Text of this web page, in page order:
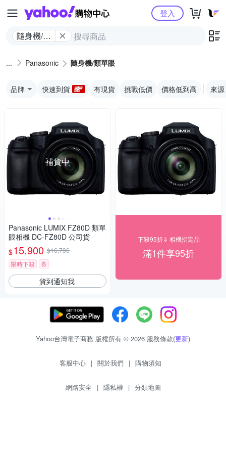
Yahoo購物中心
隨身機/類
登入
Panasonic 隨身機/類單眼
品牌 快速到貨 有現貨 挑戰低價 價格低到高 來源
補貨中
Panasonic LUMIX FZ80D 類單
眼相機 DC-FZ80D 公司貨
$15,900 $16,736
限時下殺
券
貨到通知我
下殺95折⇓ 相機指定品
滿1件享95折
Yahoo台灣電子商務 版權所有 © 2026 服務條款(更新)
客服中心 | 關於我們 | 購物須知
網路安全 | 隱私權 | 分類地圖